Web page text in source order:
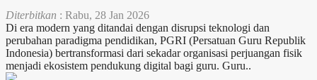
Diterbitkan : Rabu, 28 Jan 2026
Di era modern yang ditandai dengan disrupsi teknologi dan
perubahan paradigma pendidikan, PGRI (Persatuan Guru Republik
Indonesia) bertransformasi dari sekadar organisasi perjuangan fisik
menjadi ekosistem pendukung digital bagi guru. Guru..